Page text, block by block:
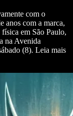
com o
anos com a marca,
em São Paulo,
na Avenida
(8). Leia mais